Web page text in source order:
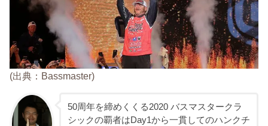
(出典：Bassmaster)
50周年を締めくくる2020 バスマスタークラ
シックの覇者はDay1から一貫してのハンクチ